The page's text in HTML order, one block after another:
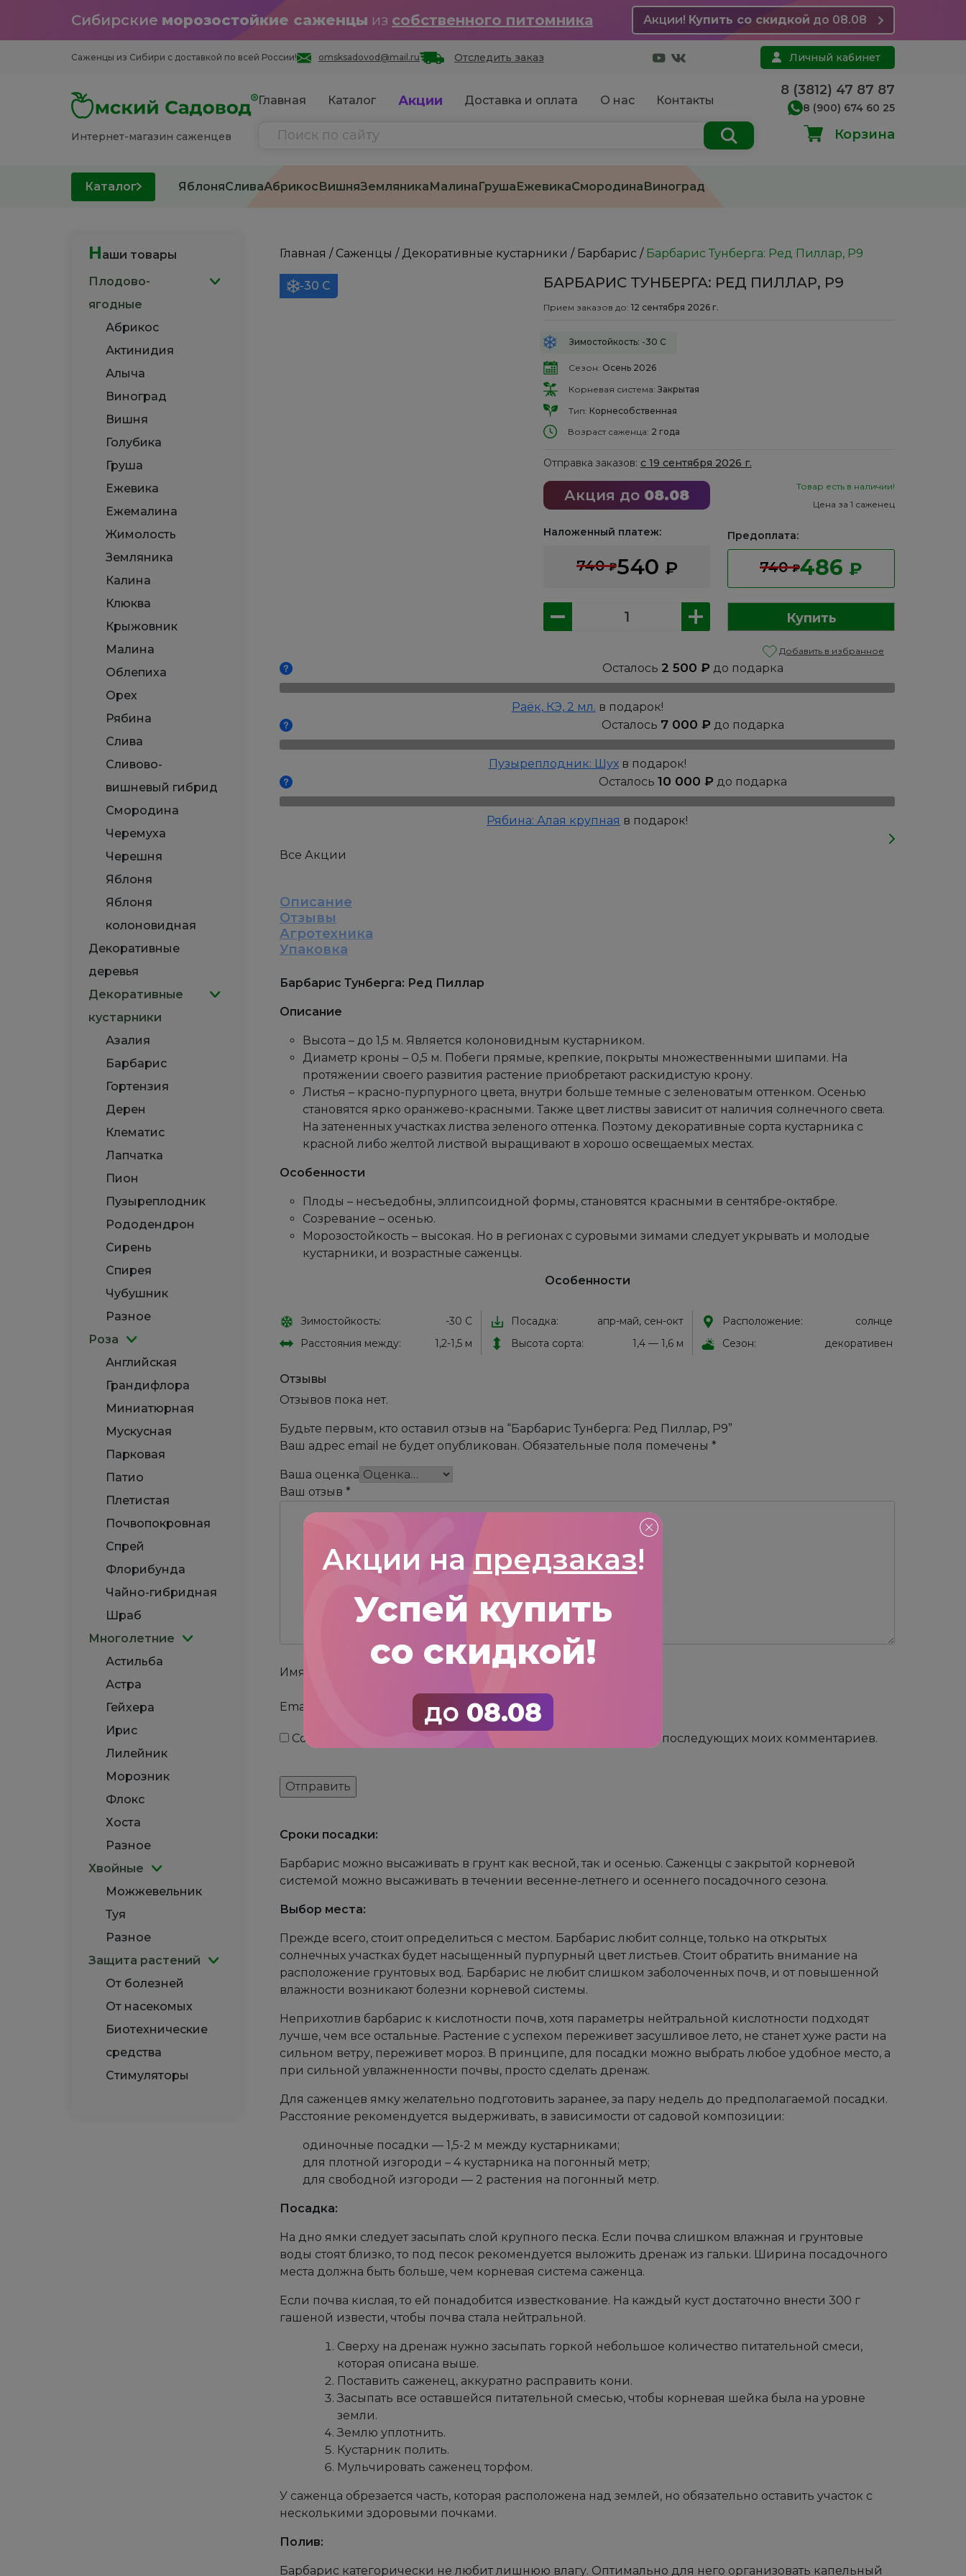
Акции напредзаказ!
Успей купить
со скидкой!
до 08.08
Сибирские морозостойкие саженцы из собственного питомника Акции! Купить со скидкой до 08.08
Саженцы из Cибири с доставкой по всей России! omsksadovod@mail.ru Отследить заказ Личный кабинет
Интернет-магазин саженцев
Главная Каталог Акции Доставка и оплата О нас Контакты
8 (3812) 47 87 87
8 (900) 674 60 25
Корзина
Каталог ЯблоняСливаАбрикосВишняЗемляникаМалинаГрушаЕжевикаСмородинаВиноград
Наши товары
Плодово-
ягодные
Абрикос
Актинидия
Алыча
Виноград
Вишня
Голубика
Груша
Ежевика
Ежемалина
Жимолость
Земляника
Калина
Клюква
Крыжовник
Малина
Облепиха
Орех
Рябина
Слива
Сливово-
вишневый гибрид
Смородина
Черемуха
Черешня
Яблоня
Яблоня
колоновидная
Декоративные
деревья
Декоративные
кустарники
Азалия
Барбарис
Гортензия
Дерен
Клематис
Лапчатка
Пион
Пузыреплодник
Рододендрон
Сирень
Спирея
Чубушник
Разное
Роза
Английская
Грандифлора
Миниатюрная
Мускусная
Парковая
Патио
Плетистая
Почвопокровная
Спрей
Флорибунда
Чайно-гибридная
Шраб
Многолетние
Астильба
Астра
Гейхера
Ирис
Лилейник
Морозник
Флокс
Хоста
Разное
Хвойные
Можжевельник
Туя
Разное
Защита растений
От болезней
От насекомых
Биотехнические
средства
Стимуляторы
Главная / Саженцы / Декоративные кустарники / Барбарис / Барбарис Тунберга: Ред Пиллар, Р9
-30 С БАРБАРИС ТУНБЕРГА: РЕД ПИЛЛАР, Р9
Прием заказов до: 12 сентября 2026 г.
Зимостойкость: -30 С
Сезон: Осень 2026
Корневая система: Закрытая
Тип: Корнесобственная
Возраст саженца: 2 года
Отправка заказов: с 19 сентября 2026 г.
Акция до 08.08
Товар есть в наличии!
Цена за 1 саженец
Наложенный платеж:
740₽540 ₽
Предоплата:
740₽486₽
товара
Ред
Пиллар,
Р9
Купить
Добавить в избранное
Осталось 2 500 ₽ до подарка
Раёк, КЭ, 2 мл. в подарок!
Осталось 7 000 ₽ до подарка
Пузыреплодник: Шухв подарок!
Осталось 10 000 ₽ до подарка
Рябина: Алая крупная в подарок!
Все Акции
Описание
Отзывы
Агротехника
Упаковка
Барбарис Тунберга: Ред Пиллар
Описание
Высота – до 1,5 м. Является колоновидным кустарником.
Диаметр кроны – 0,5 м. Побеги прямые, крепкие, покрыты множественными шипами. На
протяжении своего развития растение приобретают раскидистую крону.
Листья – красно-пурпурного цвета, внутри больше темные с зеленоватым оттенком. Осенью
становятся ярко оранжево-красными. Также цвет листвы зависит от наличия солнечного света.
На затененных участках листва зеленого оттенка. Поэтому декоративные сорта кустарника с
красной либо желтой листвой выращивают в хорошо освещаемых местах.
Особенности
Плоды – несъедобны, эллипсоидной формы, становятся красными в сентябре-октябре.
Созревание – осенью.
Морозостойкость – высокая. Но в регионах с суровыми зимами следует укрывать и молодые
кустарники, и возрастные саженцы.
Особенности
Зимостойкость: -30 С Посадка: апр-май, сен-окт Расположение:
солнце
Расстояния между:
1,2-1,5 м Высота сорта: 1,4 — 1,6 м Сезон: декоративен
Отзывы
Отзывов пока нет.
Будьте первым, кто оставил отзыв на “Барбарис Тунберга: Ред Пиллар, Р9”
Ваш адрес email не будет опубликован. Обязательные поля помечены *
Ваша оценка
Ваш отзыв *
Имя
Email
Сохранить моё имя, email и адрес сайта в этом браузере для последующих моих комментариев.
Сроки посадки:
Барбарис можно высаживать в грунт как весной, так и осенью. Саженцы с закрытой корневой
системой можно высаживать в течении весенне-летнего и осеннего посадочного сезона.
Выбор места:
Прежде всего, стоит определиться с местом. Барбарис любит солнце, только на открытых
солнечных участках будет насыщенный пурпурный цвет листьев. Стоит обратить внимание на
расположение грунтовых вод. Барбарис не любит слишком заболоченных почв, и от повышенной
влажности возникают болезни корневой системы.
Неприхотлив барбарис к кислотности почв, хотя параметры нейтральной кислотности подходят
лучше, чем все остальные. Растение с успехом переживет засушливое лето, не станет хуже расти на
сильном ветру, переживет мороз. В принципе, для посадки можно выбрать любое удобное место, а
при сильной увлажненности почвы, просто сделать дренаж.
Для саженцев ямку желательно подготовить заранее, за пару недель до предполагаемой посадки.
Расстояние рекомендуется выдерживать, в зависимости от садовой композиции:
одиночные посадки — 1,5-2 м между кустарниками;
для плотной изгороди – 4 кустарника на погонный метр;
для свободной изгороди — 2 растения на погонный метр.
Посадка:
На дно ямки следует засыпать слой крупного песка. Если почва слишком влажная и грунтовые
воды стоят близко, то под песок рекомендуется выложить дренаж из гальки. Ширина посадочного
места должна быть больше, чем корневая система саженца.
Если почва кислая, то ей понадобится известкование. На каждый куст достаточно внести 300 г
гашеной извести, чтобы почва стала нейтральной.
Сверху на дренаж нужно засыпать горкой небольшое количество питательной смеси,
которая описана выше.
Поставить саженец, аккуратно расправить кони.
Засыпать все оставшейся питательной смесью, чтобы корневая шейка была на уровне
земли.
Землю уплотнить.
Кустарник полить.
Мульчировать саженец торфом.
У саженца обрезается часть, которая расположена над землей, но обязательно оставить участок с
несколькими здоровыми почками.
Полив:
Барбарис категорически не любит лишнюю влагу. Оптимально для него организовать капельный